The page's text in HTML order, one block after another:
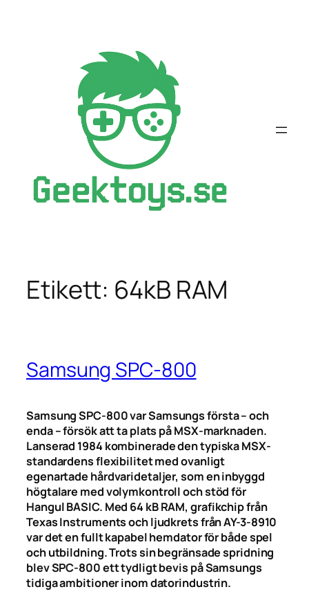
Etikett: 64kB RAM
Samsung SPC-800
Samsung SPC-800 var Samsungs första – och
enda – försök att ta plats på MSX-marknaden.
Lanserad 1984 kombinerade den typiska MSX-
standardens flexibilitet med ovanligt
egenartade hårdvaridetaljer, som en inbyggd
högtalare med volymkontroll och stöd för
Hangul BASIC. Med 64 kB RAM, grafikchip från
Texas Instruments och ljudkrets från AY-3-8910
var det en fullt kapabel hemdator för både spel
och utbildning. Trots sin begränsade spridning
blev SPC-800 ett tydligt bevis på Samsungs
tidiga ambitioner inom datorindustrin.